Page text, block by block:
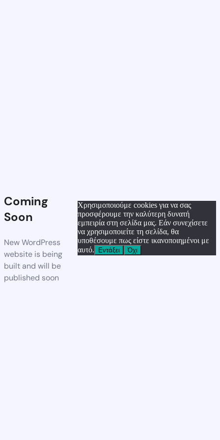
Coming
Soon
New WordPress
website is being
built and will be
published soon
Χρησιμοποιούμε cookies για να σας
προσφέρουμε την καλύτερη δυνατή
εμπειρία στη σελίδα μας. Εάν συνεχίσετε
να χρησιμοποιείτε τη σελίδα, θα
υποθέσουμε πως είστε ικανοποιημένοι με
αυτό.
Εντάξει Όχι